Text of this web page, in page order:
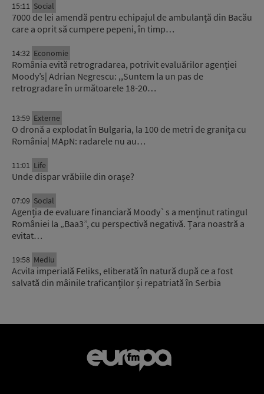
15:11 Social
7000 de lei amendă pentru echipajul de ambulanță din Bacău
care a oprit să cumpere pepeni, în timp…
14:32 Economie
România evită retrogradarea, potrivit evaluărilor agenției
Moody’s| Adrian Negrescu: ,,Suntem la un pas de
retrogradare în următoarele 18-20…
13:59 Externe
O dronă a explodat în Bulgaria, la 100 de metri de granița cu
România| MApN: radarele nu au…
11:01 Life
Unde dispar vrăbiile din orașe?
07:09 Social
Agenția de evaluare financiară Moody`s a menținut ratingul
României la „Baa3”, cu perspectivă negativă. Țara noastră a
evitat…
19:58 Mediu
Acvila imperială Feliks, eliberată în natură după ce a fost
salvată din mâinile traficanților și repatriată în Serbia